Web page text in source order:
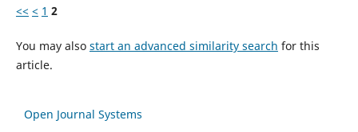
<< < 1 2
You may also start an advanced similarity search for this
article.
Open Journal Systems